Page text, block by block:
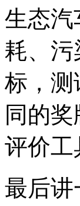
生态汽
耗、污
标，测
同的
评价工
最后讲